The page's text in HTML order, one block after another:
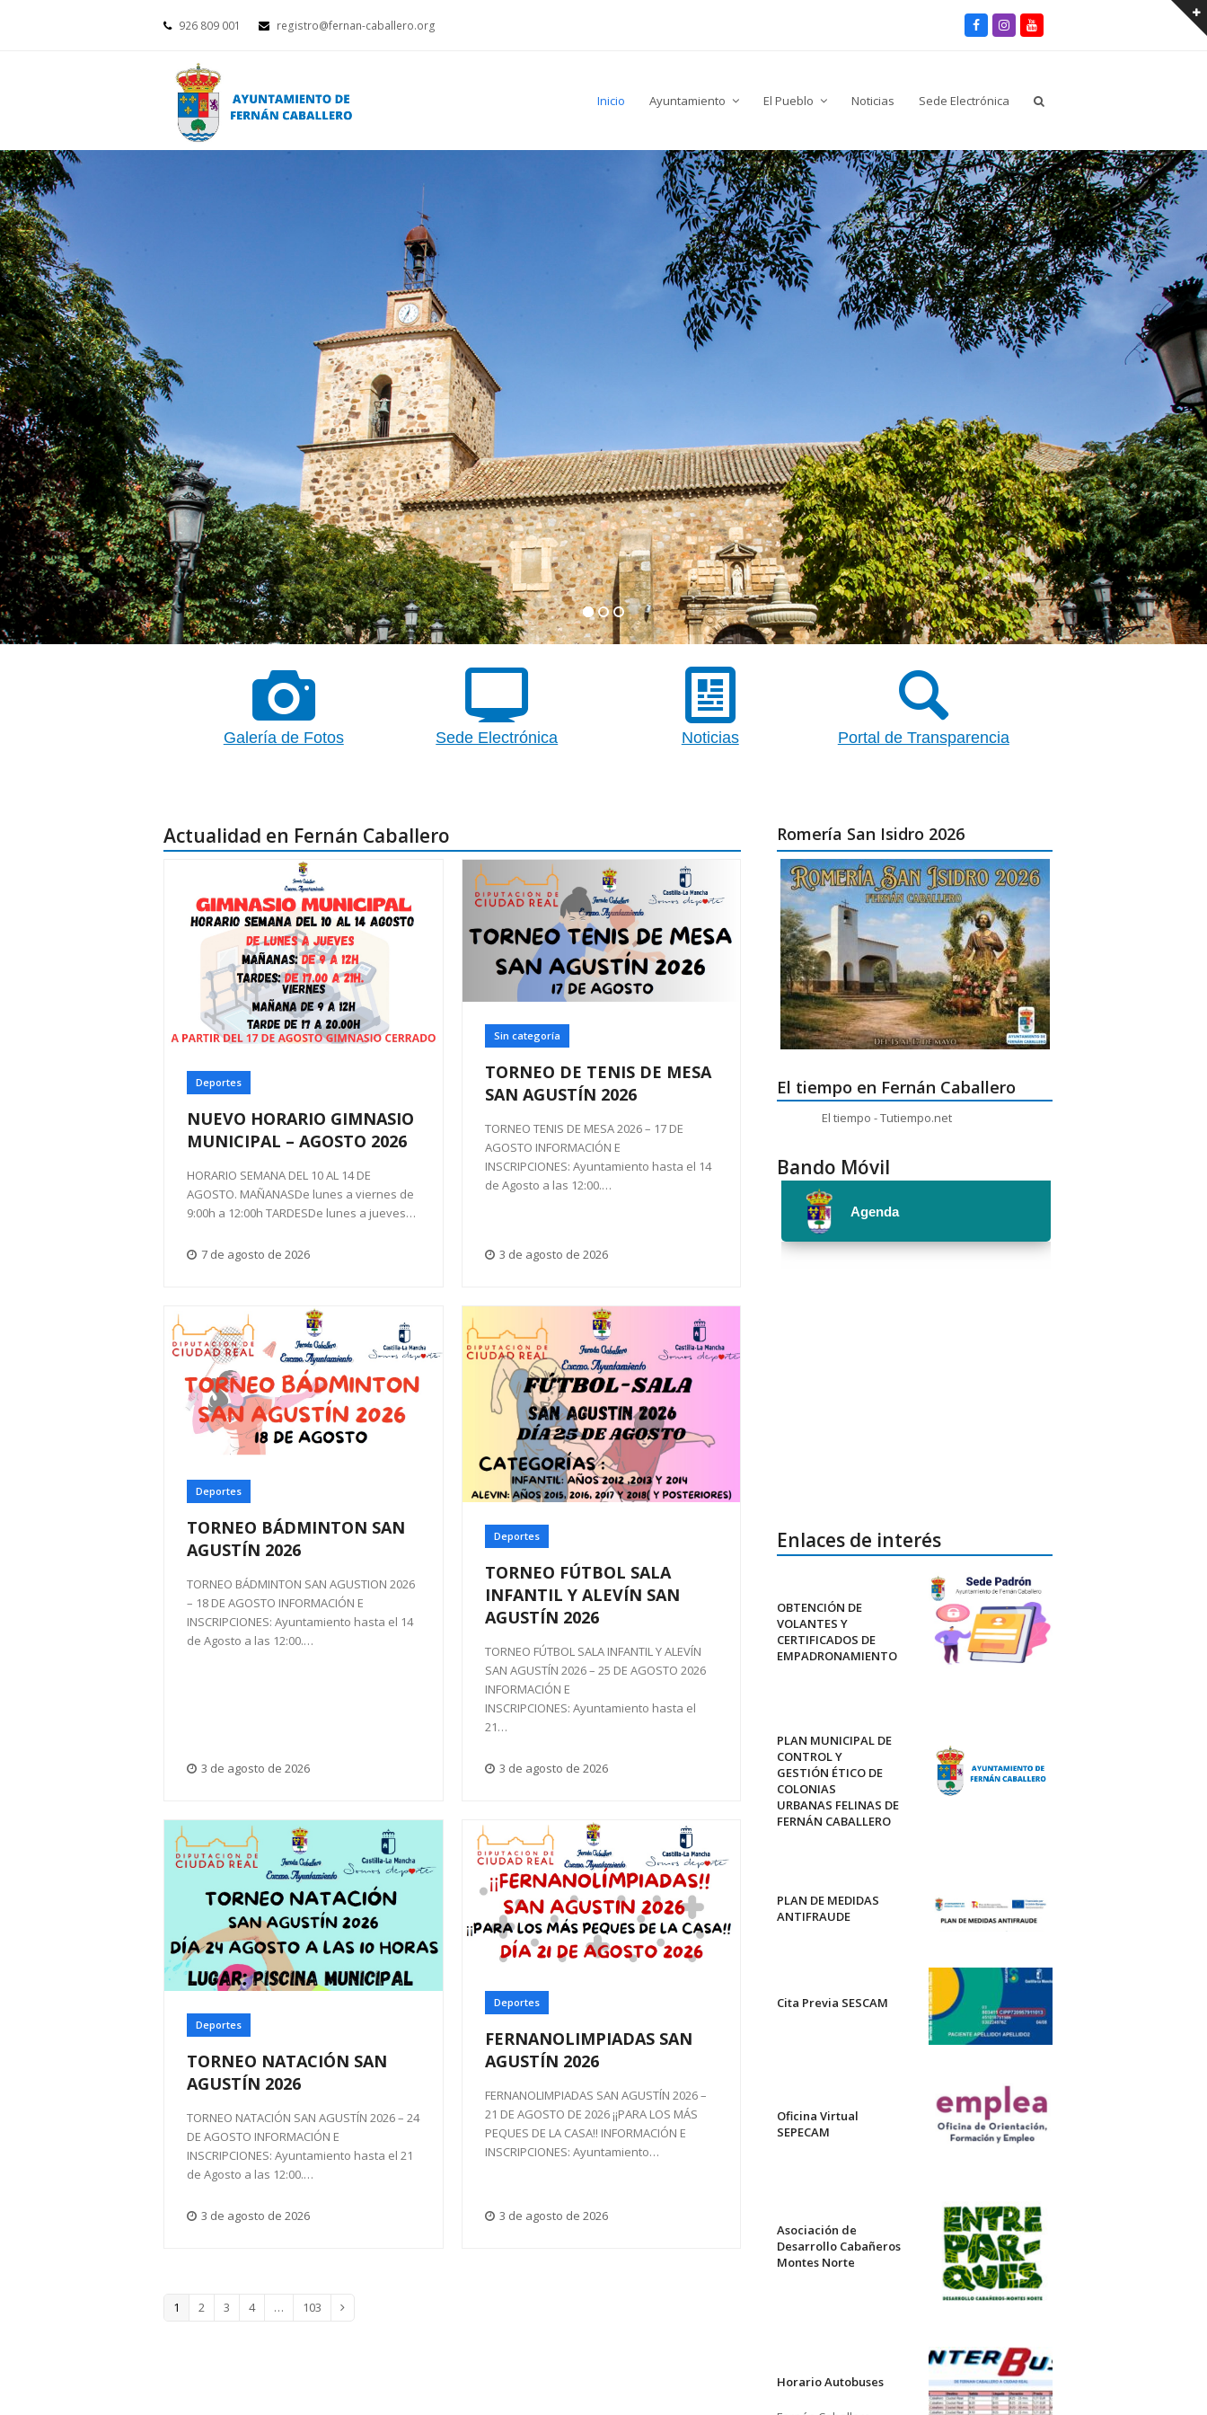
926 809 001 registro@fernan-caballero.org Facebook
Instagram
Youtube
Inicio Ayuntamiento El Pueblo Noticias Sede Electrónica
Galería de Fotos Sede Electrónica Noticias Portal de Transparencia
Actualidad en Fernán Caballero
Deportes
NUEVO HORARIO GIMNASIO
MUNICIPAL – AGOSTO 2026
HORARIO SEMANA DEL 10 AL 14 DE
AGOSTO. MAÑANASDe lunes a viernes de
9:00h a 12:00h TARDESDe lunes a jueves…
7 de agosto de 2026
Sin categoría
TORNEO DE TENIS DE MESA
SAN AGUSTÍN 2026
TORNEO TENIS DE MESA 2026 – 17 DE
AGOSTO INFORMACIÓN E
INSCRIPCIONES: Ayuntamiento hasta el 14
de Agosto a las 12:00.…
3 de agosto de 2026
Deportes
TORNEO BÁDMINTON SAN
AGUSTÍN 2026
TORNEO BÁDMINTON SAN AGUSTION 2026
– 18 DE AGOSTO INFORMACIÓN E
INSCRIPCIONES: Ayuntamiento hasta el 14
de Agosto a las 12:00.…
3 de agosto de 2026
Deportes
TORNEO FÚTBOL SALA
INFANTIL Y ALEVÍN SAN
AGUSTÍN 2026
TORNEO FÚTBOL SALA INFANTIL Y ALEVÍN
SAN AGUSTÍN 2026 – 25 DE AGOSTO 2026
INFORMACIÓN E
INSCRIPCIONES: Ayuntamiento hasta el
21…
3 de agosto de 2026
Deportes
TORNEO NATACIÓN SAN
AGUSTÍN 2026
TORNEO NATACIÓN SAN AGUSTÍN 2026 – 24
DE AGOSTO INFORMACIÓN E
INSCRIPCIONES: Ayuntamiento hasta el 21
de Agosto a las 12:00.…
3 de agosto de 2026
Deportes
FERNANOLIMPIADAS SAN
AGUSTÍN 2026
FERNANOLIMPIADAS SAN AGUSTÍN 2026 –
21 DE AGOSTO DE 2026 ¡¡PARA LOS MÁS
PEQUES DE LA CASA!! INFORMACIÓN E
INSCRIPCIONES: Ayuntamiento…
3 de agosto de 2026
Page
1 Page
2 Page
3 Page
4 … Page
103 Siguiente
Romería San Isidro 2026
El tiempo en Fernán Caballero
El tiempo - Tutiempo.net
Bando Móvil
Enlaces de interés
OBTENCIÓN DE
VOLANTES Y
CERTIFICADOS DE
EMPADRONAMIENTO
PLAN MUNICIPAL DE
CONTROL Y
GESTIÓN ÉTICO DE
COLONIAS
URBANAS FELINAS DE
FERNÁN CABALLERO
PLAN DE MEDIDAS
ANTIFRAUDE
Cita Previa SESCAM
Oficina Virtual
SEPECAM
Asociación de
Desarrollo Cabañeros
Montes Norte
Horario Autobuses